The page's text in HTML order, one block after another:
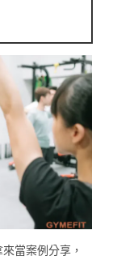
當案例分享，